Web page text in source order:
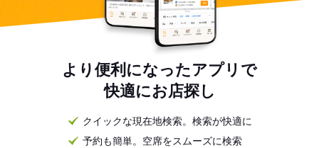
より便利になったアプリで
快適にお店探し
クイックな現在地検索。検索が快適に
予約も簡単。空席をスムーズに検索